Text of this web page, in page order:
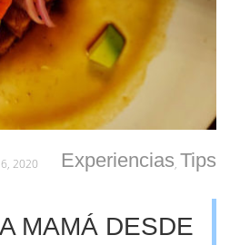
Experiencias, Tips
6, 2020
MAMÁ DESDE